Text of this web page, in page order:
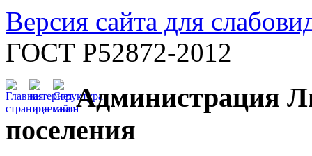
Версия сайта для
ГОСТ Р52872-2012
Администрация
поселения